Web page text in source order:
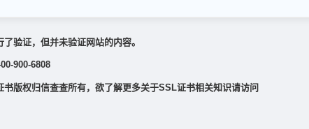
验证，但并未验证网站的内容。
900-6808
书版权归信查查所有，欲了解更多关于SSL证书相关知识请访问